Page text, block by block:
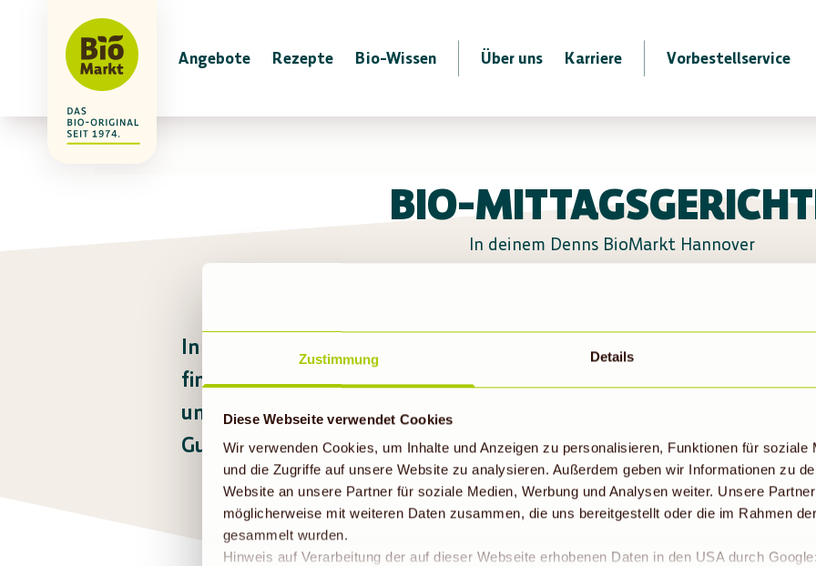
Zustimmung Details
Diese Webseite verwendet Cookies
Wir verwenden Cookies, um Inhalte und Anzeigen zu personalisieren, Funktionen für soziale
und die Zugriffe auf unsere Website zu analysieren. Außerdem geben wir Informationen zu
Website an unsere Partner für soziale Medien, Werbung und Analysen weiter. Unsere
möglicherweise mit weiteren Daten zusammen, die uns bereitgestellt oder die im Rahmen
gesammelt wurden.
Hinweis auf Verarbeitung der auf dieser Webseite erhobenen Daten in den USA durch
Angebote Rezepte Bio-Wissen Über uns Karriere Vorbestellservice
BIO-
In deinem Denns BioMarkt Hannover
In diesem Markt gibt es derzeit leider kein warmes Mittagsgericht.
findest du viele Produkte für ein leckeres Mittagessen. Anregungen
unserenaktuellen Angeboten
Guten Appetit!